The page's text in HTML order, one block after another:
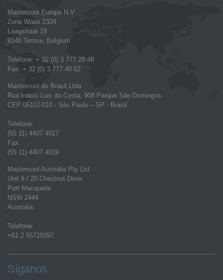
Mastercool Europe N.V.
Zone Waas 2334
Laagstraat 19
9140 Temse, Belgium
Telefone: + 32 (0) 3 777 28 48
Fax: + 32 (0) 3 777 40 62
Mastercool do Brasil Ltda
Rua Inácio Luis da Costa, 908 Parque São Domingos
CEP 05112-010 - São Paulo – SP - Brasil
Telefone:
(55 11) 4407 4017
Fax:
(55 11) 4407 4019
Mastercool Australia Pty Ltd
Unit 8 / 20 Chestnut Drive
Port Macquarie
NSW 2444
Australia
Telefone:
+61 2 55729397
Síganos